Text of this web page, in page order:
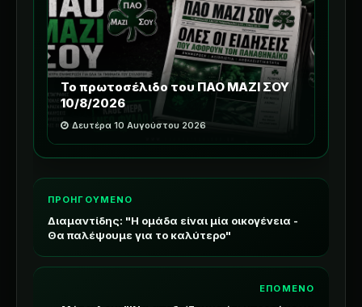
Το πρωτοσέλιδο του ΠΑΟ ΜΑΖΙ ΣΟΥ
10/8/2026
Δευτέρα 10 Αυγούστου 2026
ΕΠΟΜΕΝΟ
ΠΡΟΗΓΟΥΜΕΝΟ
Διαμαντίδης: "Η ομάδα είναι μία οικογένεια -
Θα παλέψουμε για το καλύτερο"